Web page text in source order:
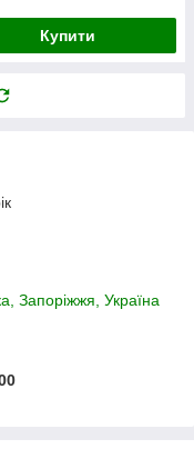
Купити
Запоріжжя, Україна